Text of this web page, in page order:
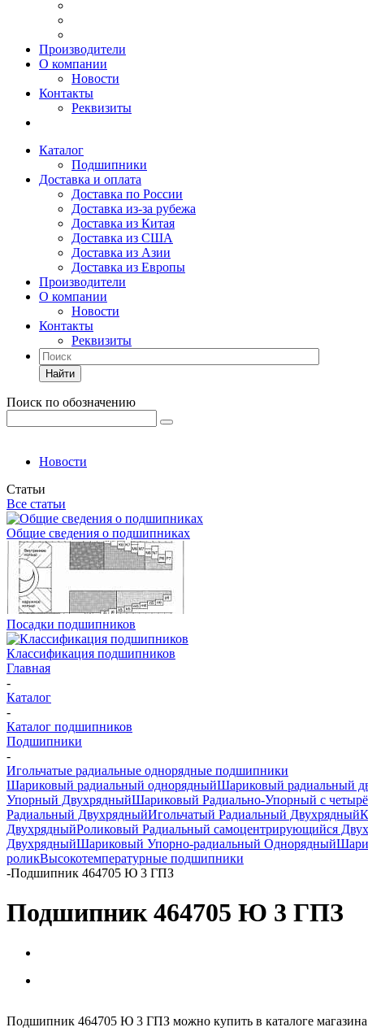
Производители
О компании
Новости
Контакты
Реквизиты
Каталог
Подшипники
Доставка и оплата
Доставка по России
Доставка из-за рубежа
Доставка из Китая
Доставка из США
Доставка из Азии
Доставка из Европы
Производители
О компании
Новости
Контакты
Реквизиты
Найти
Поиск по обозначению
Новости
Статьи
Все статьи
Общие сведения о подшипниках
Посадки подшипников
Классификация подшипников
Главная
-
Каталог
-
Каталог подшипников
Подшипники
-
Игольчатые радиальные однорядные подшипники
Шариковый радиальный однорядныйШариковый радиальный
Упорный ДвухрядныйШариковый Радиально-Упорный с
Радиальный ДвухрядныйИгольчатый Радиальный Двухрядный
ДвухрядныйРоликовый Радиальный самоцентрирующийся
ДвухрядныйШариковый Упорно-радиальный Однорядный
роликВысокотемпературные подшипники
-Подшипник 464705 Ю 3 ГПЗ
Подшипник 464705 Ю 3 ГПЗ
Подшипник 464705 Ю 3 ГПЗ можно купить в каталоге